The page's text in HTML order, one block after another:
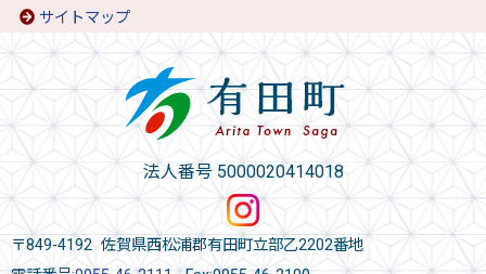
サイトマップ
法人番号 5000020414018
〒849-4192 佐賀県西松浦郡有田町立部乙2202番地